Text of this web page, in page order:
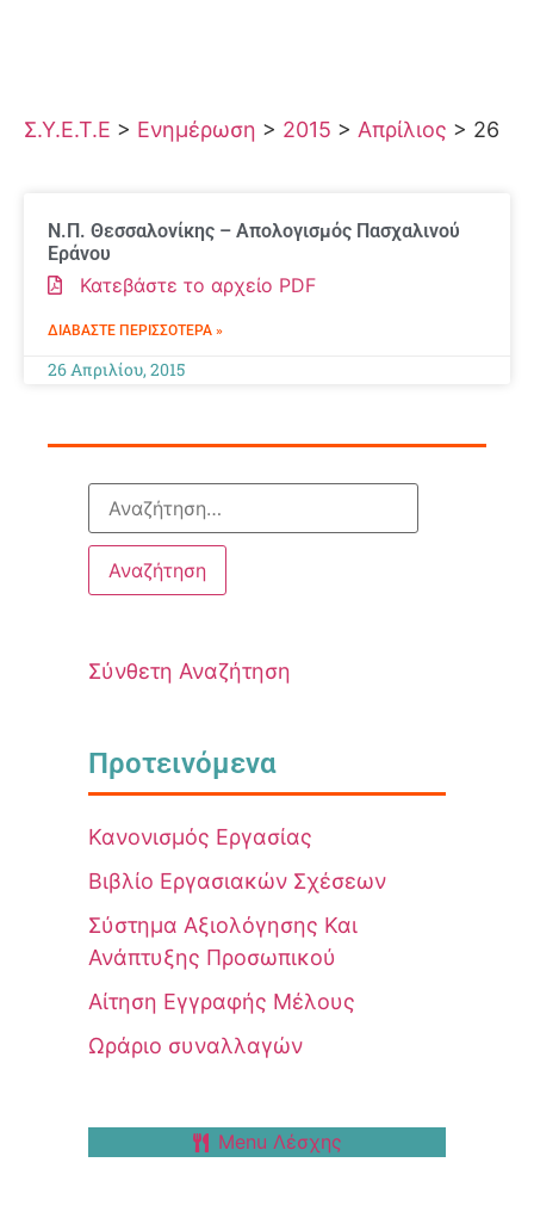
Σ.Υ.Ε.Τ.Ε > Ενημέρωση > 2015 > Απρίλιος > 26
Ν.Π. Θεσσαλονίκης – Απολογισμός Πασχαλινού
Εράνου
Κατεβάστε το αρχείο PDF
ΔΙΑΒΆΣΤΕ ΠΕΡΙΣΣΌΤΕΡΑ »
26 Απριλίου, 2015
Σύνθετη Αναζήτηση
Προτεινόμενα
Κανονισμός Εργασίας
Βιβλίο Εργασιακών Σχέσεων
Σύστημα Αξιολόγησης Και
Ανάπτυξης Προσωπικού
Αίτηση Εγγραφής Μέλους
Ωράριο συναλλαγών
Menu Λέσχης